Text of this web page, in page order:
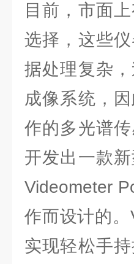
目前，市面
选择，这些
据处理复杂
成像系统，
作的多光谱
开发出一款
Videometer
作而设计的
实现轻松手